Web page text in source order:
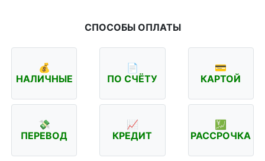
СПОСОБЫ ОПЛАТЫ
💰
НАЛИЧНЫЕ
📄
ПО СЧЁТУ
💳
КАРТОЙ
💸
ПЕРЕВОД
📈
КРЕДИТ
💹
РАССРОЧКА